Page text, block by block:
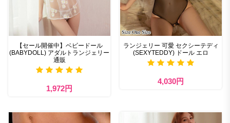
【セール開催中】ベビードール
(BABYDOLL) アダルトランジェリー
通販
1,972円
ランジェリー 可愛 セクシーテディ
(SEXYTEDDY) ドール エロ
4,030円